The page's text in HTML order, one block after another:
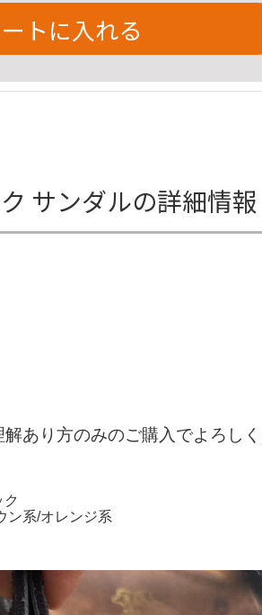
トに入れる
サンダルの詳細情報
あり方のみのご購入でよろし
ン系/オレンジ系